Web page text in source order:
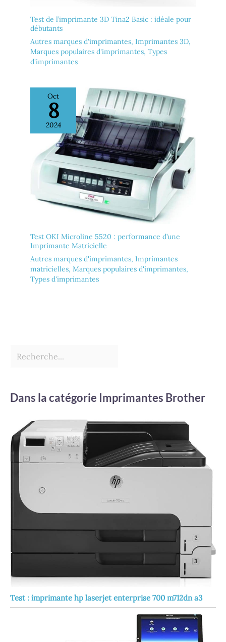
Test de l’imprimante 3D Tina2 Basic : idéale pour
débutants
Autres marques d'imprimantes, Imprimantes 3D,
Marques populaires d'imprimantes, Types
d'imprimantes
Oct
8
2024
Test OKI Microline 5520 : performance d’une
Imprimante Matricielle
Autres marques d'imprimantes, Imprimantes
matricielles, Marques populaires d'imprimantes,
Types d'imprimantes
Dans la catégorie Imprimantes Brother
Test : imprimante hp laserjet enterprise 700 m712dn a3